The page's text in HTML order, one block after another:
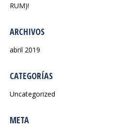
RUM)!
ARCHIVOS
abril 2019
CATEGORÍAS
Uncategorized
META